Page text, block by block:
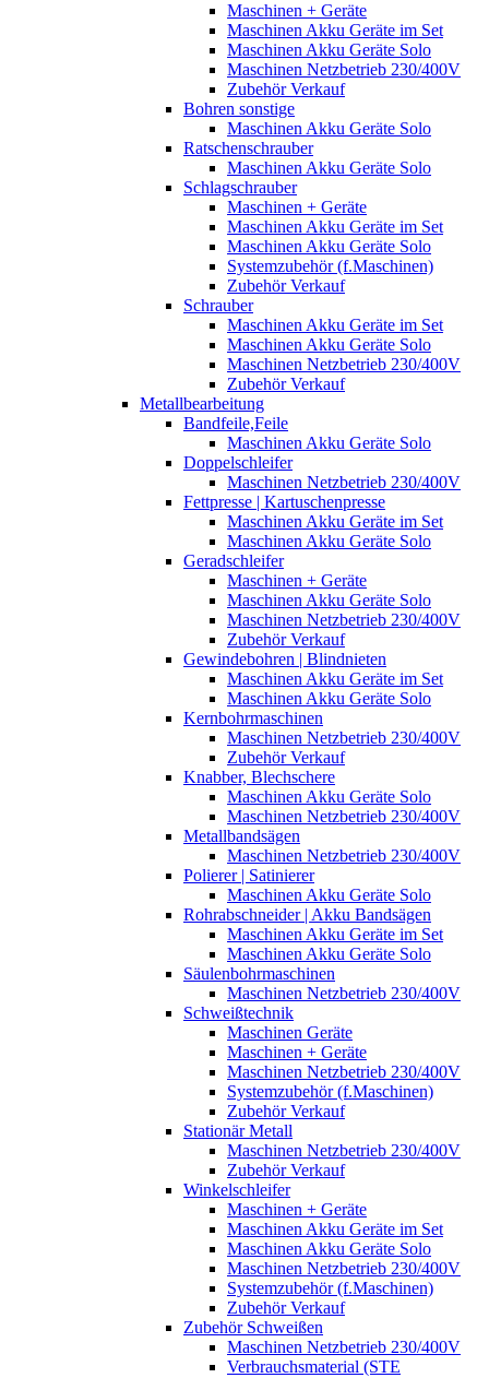
Maschinen + Geräte
Maschinen Akku Geräte im Set
Maschinen Akku Geräte Solo
Maschinen Netzbetrieb 230/400V
Zubehör Verkauf
Bohren sonstige
Maschinen Akku Geräte Solo
Ratschenschrauber
Maschinen Akku Geräte Solo
Schlagschrauber
Maschinen + Geräte
Maschinen Akku Geräte im Set
Maschinen Akku Geräte Solo
Systemzubehör (f.Maschinen)
Zubehör Verkauf
Schrauber
Maschinen Akku Geräte im Set
Maschinen Akku Geräte Solo
Maschinen Netzbetrieb 230/400V
Zubehör Verkauf
Metallbearbeitung
Bandfeile,Feile
Maschinen Akku Geräte Solo
Doppelschleifer
Maschinen Netzbetrieb 230/400V
Fettpresse | Kartuschenpresse
Maschinen Akku Geräte im Set
Maschinen Akku Geräte Solo
Geradschleifer
Maschinen + Geräte
Maschinen Akku Geräte Solo
Maschinen Netzbetrieb 230/400V
Zubehör Verkauf
Gewindebohren | Blindnieten
Maschinen Akku Geräte im Set
Maschinen Akku Geräte Solo
Kernbohrmaschinen
Maschinen Netzbetrieb 230/400V
Zubehör Verkauf
Knabber, Blechschere
Maschinen Akku Geräte Solo
Maschinen Netzbetrieb 230/400V
Metallbandsägen
Maschinen Netzbetrieb 230/400V
Polierer | Satinierer
Maschinen Akku Geräte Solo
Rohrabschneider | Akku Bandsägen
Maschinen Akku Geräte im Set
Maschinen Akku Geräte Solo
Säulenbohrmaschinen
Maschinen Netzbetrieb 230/400V
Schweißtechnik
Maschinen Geräte
Maschinen + Geräte
Maschinen Netzbetrieb 230/400V
Systemzubehör (f.Maschinen)
Zubehör Verkauf
Stationär Metall
Maschinen Netzbetrieb 230/400V
Zubehör Verkauf
Winkelschleifer
Maschinen + Geräte
Maschinen Akku Geräte im Set
Maschinen Akku Geräte Solo
Maschinen Netzbetrieb 230/400V
Systemzubehör (f.Maschinen)
Zubehör Verkauf
Zubehör Schweißen
Maschinen Netzbetrieb 230/400V
Verbrauchsmaterial (STE